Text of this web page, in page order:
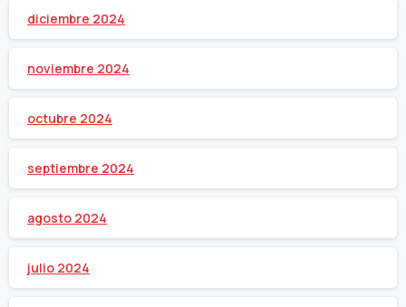
diciembre 2024
noviembre 2024
octubre 2024
septiembre 2024
agosto 2024
julio 2024